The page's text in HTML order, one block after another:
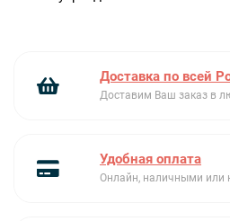
Доставка по всей
Доставим Ваш заказ в
Удобная оплата
Онлайн, наличными или